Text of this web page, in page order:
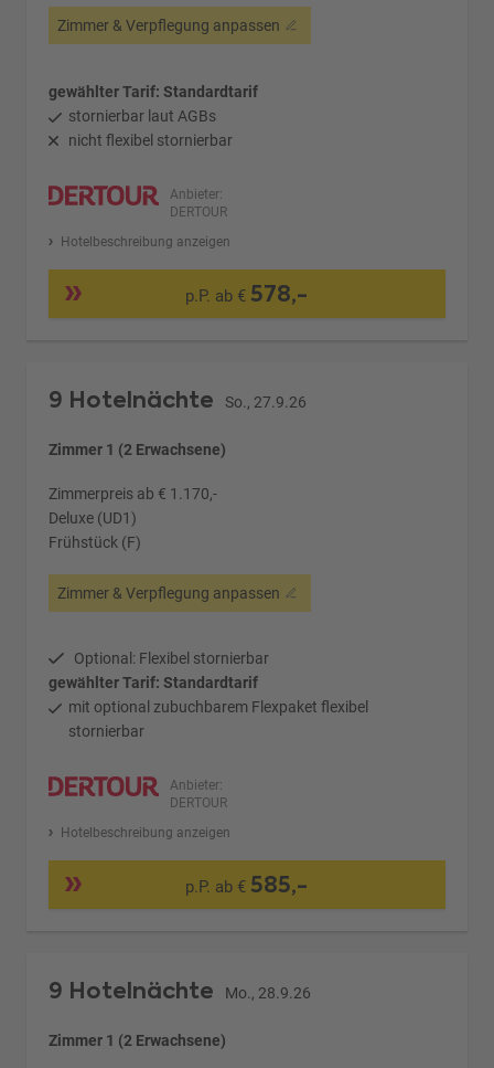
Zimmer & Verpflegung anpassen
gewählter Tarif: Standardtarif
stornierbar laut AGBs
nicht flexibel stornierbar
Anbieter:
DERTOUR
Hotelbeschreibung anzeigen
p.P. ab € 578,-
9 Hotelnächte So., 27.9.26
Zimmer 1 (2 Erwachsene)
Zimmerpreis ab € 1.170,-
Deluxe (UD1)
Frühstück (F)
Zimmer & Verpflegung anpassen
Optional: Flexibel stornierbar
gewählter Tarif: Standardtarif
mit optional zubuchbarem Flexpaket flexibel
stornierbar
Anbieter:
DERTOUR
Hotelbeschreibung anzeigen
p.P. ab € 585,-
9 Hotelnächte Mo., 28.9.26
Zimmer 1 (2 Erwachsene)